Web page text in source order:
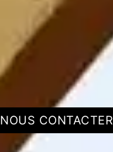
NOUS CONTACTER